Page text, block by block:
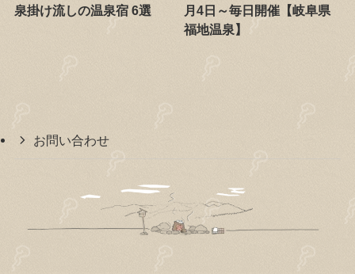
泉掛け流しの温泉宿 6選
月4日～毎日開催【岐阜県
福地温泉】
お問い合わせ